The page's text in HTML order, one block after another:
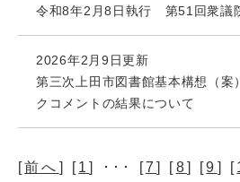
令和8年2月8日執行 第51回衆議
2026年2月9日更新
第三次上田市図書館基本構想（案
クコメントの結果について
[前へ ] [1] ･･･ [7] [8] [9 ] [